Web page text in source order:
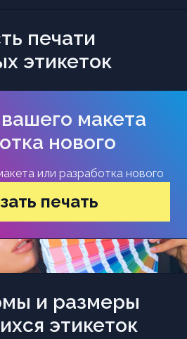
печати
этикеток
макета
нового
или разработка нового
печать
и размеры
этикеток